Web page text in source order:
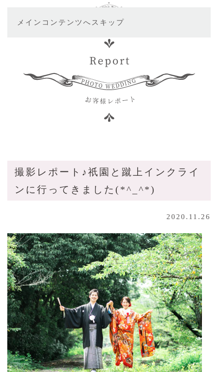
メインコンテンツへスキップ
撮影レポート♪祇園と蹴上インクライ
ンに行ってきました(*^_^*)
2020.11.26